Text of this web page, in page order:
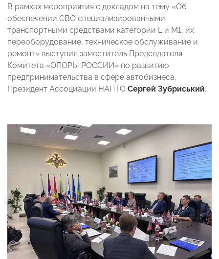
В рамках мероприятия с докладом на тему «Об
обеспечении СВО специализированными
транспортными средствами категории L и M1, их
переоборудование, техническое обслуживание и
ремонт» выступил заместитель Председателя
Комитета «ОПОРЫ РОССИИ» по развитию
предпринимательства в сфере автобизнеса,
Президент Ассоциации НАПТО Сергей Зубриський.